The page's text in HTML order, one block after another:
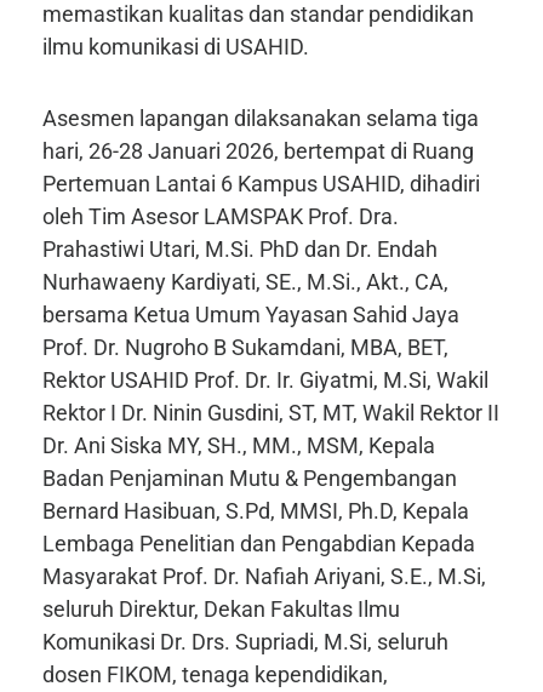
memastikan kualitas dan standar pendidikan
ilmu komunikasi di USAHID.
Asesmen lapangan dilaksanakan selama tiga
hari, 26-28 Januari 2026, bertempat di Ruang
Pertemuan Lantai 6 Kampus USAHID, dihadiri
oleh Tim Asesor LAMSPAK Prof. Dra.
Prahastiwi Utari, M.Si. PhD dan Dr. Endah
Nurhawaeny Kardiyati, SE., M.Si., Akt., CA,
bersama Ketua Umum Yayasan Sahid Jaya
Prof. Dr. Nugroho B Sukamdani, MBA, BET,
Rektor USAHID Prof. Dr. Ir. Giyatmi, M.Si, Wakil
Rektor I Dr. Ninin Gusdini, ST, MT, Wakil Rektor II
Dr. Ani Siska MY, SH., MM., MSM, Kepala
Badan Penjaminan Mutu & Pengembangan
Bernard Hasibuan, S.Pd, MMSI, Ph.D, Kepala
Lembaga Penelitian dan Pengabdian Kepada
Masyarakat Prof. Dr. Nafiah Ariyani, S.E., M.Si,
seluruh Direktur, Dekan Fakultas Ilmu
Komunikasi Dr. Drs. Supriadi, M.Si, seluruh
dosen FIKOM, tenaga kependidikan,